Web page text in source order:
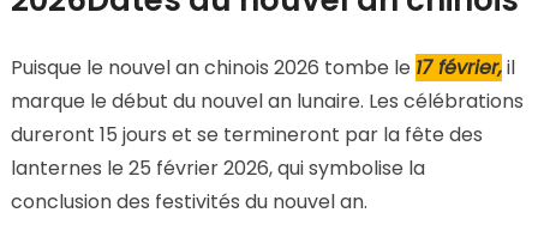
Puisque le nouvel an chinois 2026 tombe le 17 février,il
marque le début du nouvel an lunaire. Les célébrations
dureront 15 jours et se termineront par la fête des
lanternes le 25 février 2026, qui symbolise la
conclusion des festivités du nouvel an.